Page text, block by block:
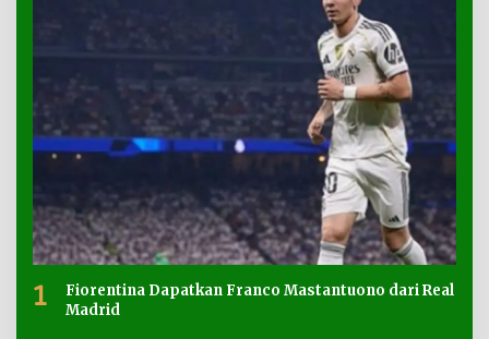
1
Fiorentina Dapatkan Franco Mastantuono dari Real
Madrid